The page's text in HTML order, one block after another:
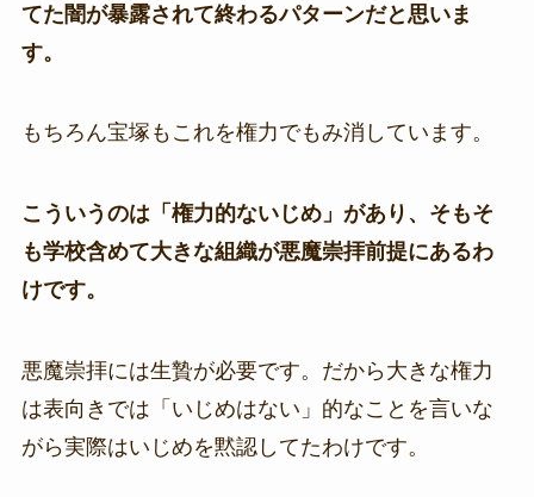
てた闇が暴露されて終わるパターンだと思いま
す。
もちろん宝塚もこれを権力でもみ消しています。
こういうのは「権力的ないじめ」があり、そもそ
も学校含めて大きな組織が悪魔崇拝前提にあるわ
けです。
悪魔崇拝には生贄が必要です。だから大きな権力
は表向きでは「いじめはない」的なことを言いな
がら実際はいじめを黙認してたわけです。